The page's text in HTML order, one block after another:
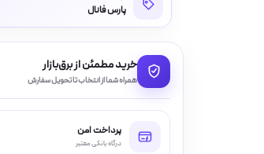
پارس فانال
خرید مطمئن از برق‌بازار
همراه شما از انتخاب تا تحویل سفارش
پرداخت امن
درگاه بانکی معتبر